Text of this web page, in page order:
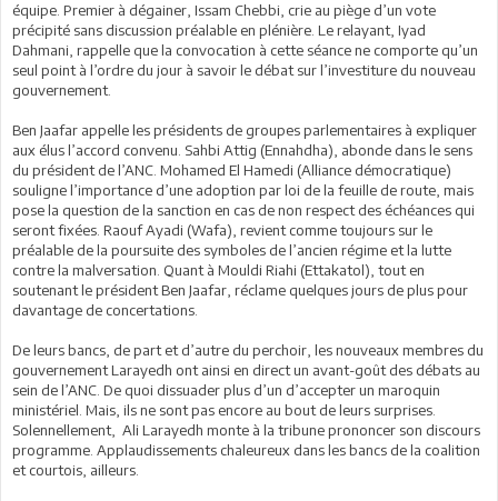
équipe. Premier à dégainer, Issam Chebbi, crie au piège d’un vote
précipité sans discussion préalable en plénière. Le relayant, Iyad
Dahmani, rappelle que la convocation à cette séance ne comporte qu’un
seul point à l’ordre du jour à savoir le débat sur l’investiture du nouveau
gouvernement.
Ben Jaafar appelle les présidents de groupes parlementaires à expliquer
aux élus l’accord convenu. Sahbi Attig (Ennahdha), abonde dans le sens
du président de l’ANC. Mohamed El Hamedi (Alliance démocratique)
souligne l’importance d’une adoption par loi de la feuille de route, mais
pose la question de la sanction en cas de non respect des échéances qui
seront fixées. Raouf Ayadi (Wafa), revient comme toujours sur le
préalable de la poursuite des symboles de l’ancien régime et la lutte
contre la malversation. Quant à Mouldi Riahi (Ettakatol), tout en
soutenant le président Ben Jaafar, réclame quelques jours de plus pour
davantage de concertations.
De leurs bancs, de part et d’autre du perchoir, les nouveaux membres du
gouvernement Larayedh ont ainsi en direct un avant-goût des débats au
sein de l’ANC. De quoi dissuader plus d’un d’accepter un maroquin
ministériel. Mais, ils ne sont pas encore au bout de leurs surprises.
Solennellement, Ali Larayedh monte à la tribune prononcer son discours
programme. Applaudissements chaleureux dans les bancs de la coalition
et courtois, ailleurs.